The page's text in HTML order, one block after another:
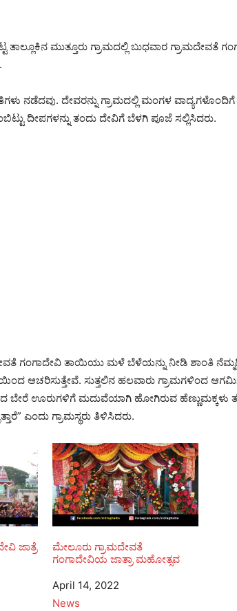
ತಾಲ್ಲೂಕಿನ ಮುತ್ತೂರು ಗ್ರಾಮದಲ್ಲಿ ಬುಧವಾರ ಗ್ರಾಮದೇವತೆ
ನಡೆದವು. ದೇವರನ್ನು ಗ್ರಾಮದಲ್ಲಿ ಮಂಗಳ
ದೀಪಗಳನ್ನು ತಂದು ದೇವಿಗೆ ಬೆಳಗಿ ಪೂಜೆ ಸಲ್ಲಿಸಿದರು.
ಗಂಗಾದೇವಿ ತಾಯಿಯು ಮಳೆ ಬೆಳೆಯನ್ನು ನೀಡಿ ಶಾಂತಿ
ಆಚರಿಸುತ್ತೇವೆ. ಸುತ್ತಲಿನ ಹಲವಾರು ಗ್ರಾಮಗಳಿಂದ
ಬೇರೆ ಊರುಗಳಿಗೆ ಮದುವೆಯಾಗಿ ಹೋಗಿರುವ ಹೆಣ್ಣುಮಕ್ಕಳು
ಎಂದು ಗ್ರಾಮಸ್ಥರು ತಿಳಿಸಿದರು.
ಜಾತ್ರೆ
ಮೇಲೂರು ಗ್ರಾಮದೇವತೆ
ಗಂಗಾದೇವಿಯ ಜಾತ್ರಾ ಮಹೋತ್ಸವ
Date
April 14, 2022
In relation to
News